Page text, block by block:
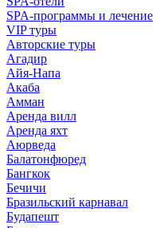
SPA-программы и лечение
VIP туры
Авторские туры
Агадир
Айя-Напа
Акаба
Амман
Аренда вилл
Аренда яхт
Аюрведа
Балатонфюред
Бангкок
Бечичи
Бразильский карнавал
Будапешт